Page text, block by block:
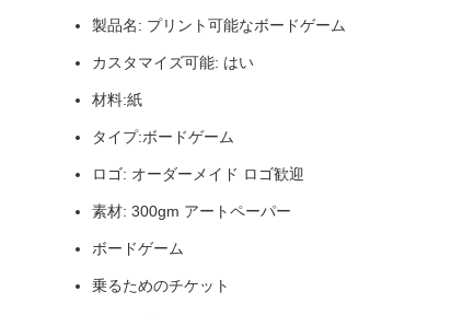
製品名: プリント可能なボードゲーム
カスタマイズ可能: はい
材料:紙
タイプ:ボードゲーム
ロゴ: オーダーメイド ロゴ歓迎
素材: 300gm アートペーパー
ボードゲーム
乗るためのチケット